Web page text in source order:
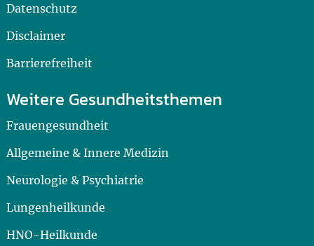
Datenschutz
Disclaimer
Barrierefreiheit
Weitere Gesundheitsthemen
Frauengesundheit
Allgemeine & Innere Medizin
Neurologie & Psychiatrie
Lungenheilkunde
HNO-Heilkunde